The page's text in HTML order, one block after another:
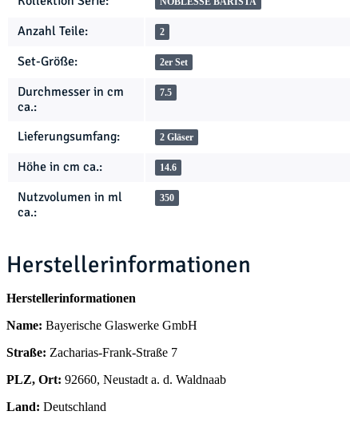
Anzahl Teile: 2
Set-Größe: 2er Set
Durchmesser in cm
ca.:
7.5
Lieferungsumfang: 2 Gläser
Höhe in cm ca.: 14.6
Nutzvolumen in ml
ca.:
350
Herstellerinformationen
Herstellerinformationen
Name: Bayerische Glaswerke GmbH
Straße: Zacharias-Frank-Straße 7
PLZ, Ort: 92660, Neustadt a. d. Waldnaab
Land: Deutschland